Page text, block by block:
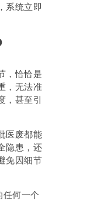
系统立即
，恰恰是
，无法准
，甚至引
医废都能
隐患，还
免因细节
任何一个